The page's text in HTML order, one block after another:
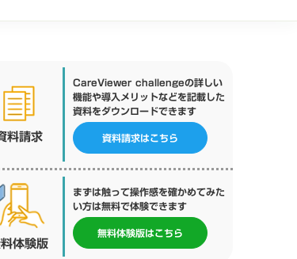
料請求
CareViewer challengeの詳しい
機能や導入メリットなどを記載した
資料をダウンロードできます
資料請求はこちら
体験版
まずは触って操作感を確かめてみた
い方は無料で体験できます
無料体験版はこちら